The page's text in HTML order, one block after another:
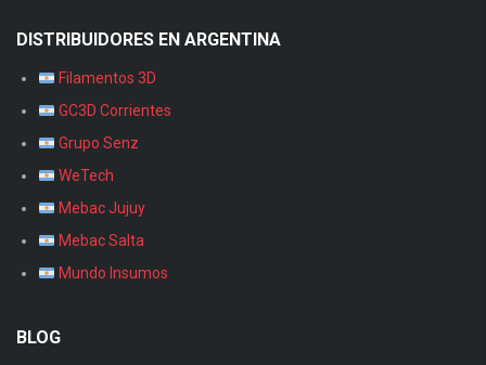
DISTRIBUIDORES EN ARGENTINA
Filamentos 3D
GC3D Corrientes
Grupo Senz
WeTech
Mebac Jujuy
Mebac Salta
Mundo Insumos
BLOG